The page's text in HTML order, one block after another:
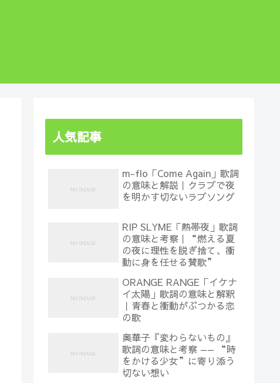
人気記事
m-flo「Come Again」歌詞
の意味と解説｜クラブで夜
を明かす切ないラブソング
RIP SLYME「熱帯夜」歌詞
の意味と考察｜“燃える夏
の夜に理性を脱ぎ捨て、衝
動に身を任せる賛歌”
ORANGE RANGE「イケナ
イ太陽」歌詞の意味と解釈
｜青春と衝動がぶつかる恋
の歌
奥華子『変わらないもの』
歌詞の意味と考察 —— “時
をかける少女”に寄り添う
切ない想い